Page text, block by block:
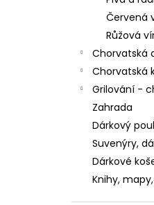
Červená
Růžová
Chorvatská
Chorvatská
Grilování -
Zahrada
Dárkový
Suvenýry,
Dárkové
Knihy,
CEDEVITA
7,28 €
Pôvodne: